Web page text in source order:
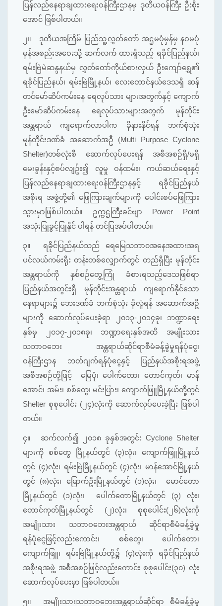
ပြန်လည်နေရာချထားရေးဝန်ကြီးဌာနမှ ဒုတိယဝန်ကြီး ဦးစိုး
အောင် ဖြစ်ပါတယ်။
၂။
ဒုတိယအကြိမ် ပြည်သူ့လွှတ်တော် အဋ္ဌမပုံမှန်မှ နဝမပုံ
မှန်အစည်းအဝေးသို့ ဆက်လက် ထားရှိသည့် ရခိုင်ပြည်နယ်၊
ရမ်းဗြဲမဲဆန္ဒနယ်မှ လွှတ်တော်ကိုယ်စားလှယ် ဦးကျော်ရွှေ၏
ရခိုင်ပြည်နယ်၊ ရမ်းဗြဲမြို့နယ်၊ လေးတောင်နယ်ဒေသရှိ ဆန်
တင်မော်ဆိပ်ကမ်းနေ ရေလုပ်သား များအတွက်နှင့် ကျောက်
ဦးမော်ဆိပ်ကမ်းနေ ရေလုပ်သားများအတွက် မုန်တိုင်း
အန္တရာယ် ကျရောက်လာပါက ခိုနားနိုင်ရန် ဘက်စုံသုံး
မုန်တိုင်းဒဏ်ခံ အဆောက်အဦ (Multi Purpose Cyclone
Shelter)တစ်လုံးစီ ဆောက်လုပ်ပေးရန် အစီအစဉ်ရှိ/မရှိ
မေးခွန်းနှင့်စပ်လျဥ်း၍ လူမှု ဝန်ထမ်း၊ ကယ်ဆယ်ရေးနှင့်
ပြန်လည်နေရာချထားရေးဝန်ကြီးဌာနနှင့် ရခိုင်ပြည်နယ်
အစိုးရ အဖွဲ့တို့၏ ဖြေကြားချက်များကို ပေါင်းစပ်‌ဖြေကြား
သွားမှာဖြစ်ပါတယ်။ ဥက္ကဋ္ဌကြီးခင်ဗျာ Power Point
အသုံးပြုခွင့်ပြုနိုင် ပါရန် တင်ပြအပ်ပါတယ်။
၃။
ရခိုင်ပြည်နယ်သည် ရေမြေသဘာ၀အနေအထားအရ
ပင်လယ်ကမ်းရိုး တန်းတစ်လျှောက်တွင် တည်ရှိပြီး မုန်တိုင်း
အန္တရာယ်ကို နှစ်စဉ်တွေ့ကြုံ ခံစားရသည့်ဒေသဖြစ်ရာ
ပြည်နယ်အတွင်းရှိ မုန်တိုင်းအန္တရာယ် ကျရောက်နိုင်သော
နေရာများ၌ ဘေးဒဏ်ခံ ဘက်စုံသုံး ခိုလှုံရန် အဆောက်အဦ
များကို ဆောက်လုပ်ပေးခဲ့ရာ ၂၀၁၃-၂၀၁၄ခု၊ ဘဏ္ဍာရေး
နှစ်မှ ၂၀၁၇-၂၀၁၈ခု၊ ဘဏ္ဍာရေးနှစ်အထိ အမျိုးသား
သဘာဝဘေး အန္တရာယ်ဆိုင်ရာစီမံခန့်ခွဲမှုရန်ပုံငွေ၊
ဝန်ကြီးဌာန ဘတ်ဂျက်ရန်ပုံငွေနှင့် ပြည်နယ်အစိုးရအဖွဲ့
အစီအစဉ်တို့ဖြင့် မြေပုံ၊ ပေါက်တော၊ တောင်ကုတ်၊ မာန်
အောင်၊ အမ်း၊ စစ်တွေ၊ မင်းပြား၊ ကျောက်ဖြူမြို့နယ်တို့တွင်
Shelter စုစုပေါင်း (၂၄)လုံးကို ဆောက်လုပ်ပေးခဲ့ပြီး ဖြစ်ပါ
တယ်။
၄။
ဆက်လက်၍ ၂၀၁၈ ခုနှစ်အတွင်း Cyclone Shelter
များကို စစ်တွေ မြို့နယ်တွင် (၃)လုံး၊ ကျောက်ဖြူမြို့နယ်
တွင် (၄)လုံး၊ ရမ်းဗြဲမြို့နယ်တွင် (၄)လုံး၊ မာန်အောင်မြို့နယ်
တွင် (၈)လုံး၊ မြောက်ဦးမြို့နယ်တွင် (၁)လုံး၊ မောင်တော
မြို့နယ်တွင် (၁)လုံး၊ ပေါက်တောမြို့နယ်တွင် (၃) လုံး၊
တောင်ကုတ်မြို့နယ်တွင် (၂)လုံး၊ စုစုပေါင်း(၂၆)လုံးကို
အမျိုးသား သဘာဝဘေးအန္တရာယ် ဆိုင်ရာစီမံခန့်ခွဲမှု
ရန်ပုံငွေဖြင့်လည်းကောင်း၊ စစ်တွေ၊ ပေါက်တော၊
ကျောက်ဖြူ၊ ရမ်းဗြဲမြို့နယ်တို့၌ (၄)လုံးကို ရခိုင်ပြည်နယ်
အစိုးရအဖွဲ့ အစီအစဉ်ဖြင့်လည်းကောင်း စုစုပေါင်း(၃၀) လုံး
ဆောက်လုပ်ပေးမှာ ဖြစ်ပါတယ်။
၅။
အမျိုးသားသဘာဝဘေးအန္တရာယ်ဆိုင်ရာ စီမံခန့်ခွဲမှု